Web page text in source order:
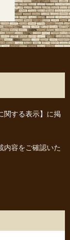
関する表示】 に掲
内容をご確認いた